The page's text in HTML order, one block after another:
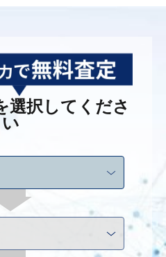
てかかる費用が異なる場合
周辺の相場などの情報、ノ
ので、不動産会社によく相
をお勧めします。
選択してくださ
い